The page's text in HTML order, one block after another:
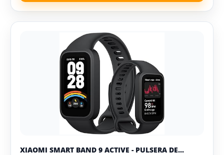
XIAOMI SMART BAND 9 ACTIVE - PULSERA DE...